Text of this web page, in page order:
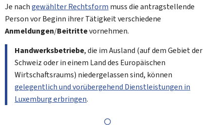
Je nachgewählter Rechtsform muss die antragstellende
Person vor Beginn ihrer Tätigkeit verschiedene
Anmeldungen/Beitrittevornehmen.
Handwerksbetriebe, die im Ausland (auf dem Gebiet der
Schweiz oder in einem Land des Europäischen
Wirtschaftsraums) niedergelassen sind, können
gelegentlich und vorübergehend Dienstleistungen in
Luxemburg erbringen.